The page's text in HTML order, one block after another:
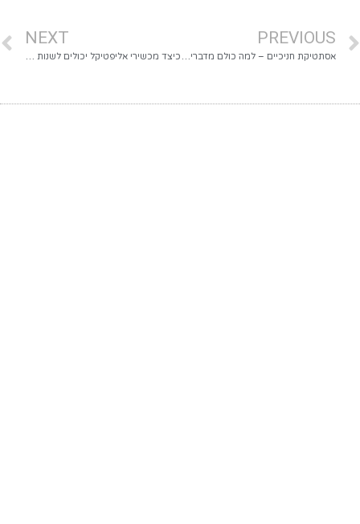
PREVIOUS
אסתטיקת חניכיים – למה כולם מדברים על זה, ואיך זה משנה את כל החיוך שלך?
NEXT
כיצד מכשירי אליפטיקל יכולים לשנות את כל המשחק של האימון שלך: מלא, איכותי – בלי לחנוק את המפרקים